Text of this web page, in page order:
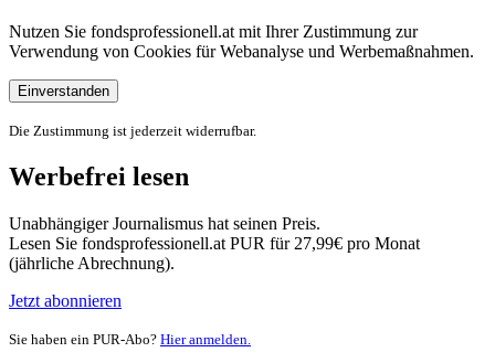
Nutzen Sie fondsprofessionell.at mit Ihrer Zustimmung zur
Verwendung von Cookies für Webanalyse und Werbemaßnahmen.
Einverstanden
Die Zustimmung ist jederzeit widerrufbar.
Werbefrei lesen
Unabhängiger Journalismus hat seinen Preis.
Lesen Sie fondsprofessionell.at PUR für 27,99€ pro Monat
(jährliche Abrechnung).
Jetzt abonnieren
Sie haben ein PUR-Abo? Hier anmelden.